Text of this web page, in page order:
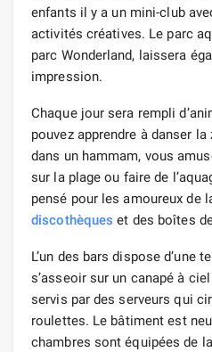
enfants il y a un mini-club
activités créatives. Le parc
parc Wonderland, laissera
impression.
Chaque jour sera rempli
pouvez apprendre à danser
dans un hammam, vous
sur la plage ou faire de
pensé pour les amoureux de
discothèques et des boîtes
L’un des bars dispose d’une
s’asseoir sur un canapé à
servis par des serveurs qui
roulettes. Le bâtiment est
chambres sont équipées de